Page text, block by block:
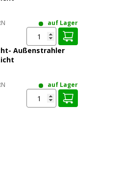
auf Lager
Außenstrahler
auf Lager